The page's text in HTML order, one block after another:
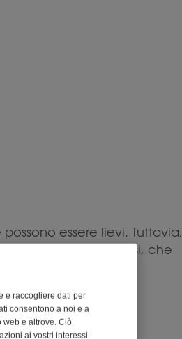
e raccogliere dati per
consentono a noi e a
web e altrove. Ciò
ai vostri interessi.
essere lievi. Tuttavia,
chiamato anafilassi, che